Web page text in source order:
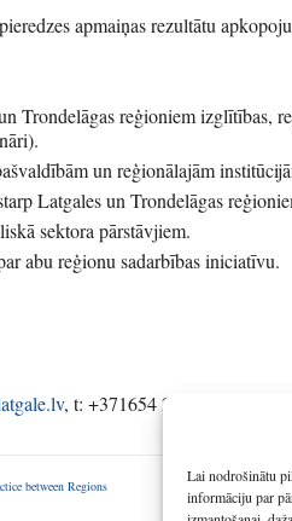
Lai nodrošinātu
informāciju par
apmaiņas rezultātu
Trondelāgas reģioniem izglītības,
un reģionālajām
Latgales un Trondelāgas
sektora pārstāvjiem.
abu reģionu sadarbības iniciatīvu.
, t: +371654 28111
between Regions